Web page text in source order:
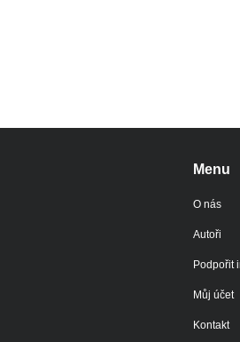
Menu
O nás
Autoři
Podpořit
Můj účet
Kontakt